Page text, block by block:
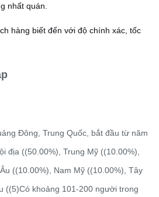
nhất quán.
hàng biết đến với độ chính xác, tốc
Đông, Trung Quốc, bắt đầu từ năm
địa ((50.00%), Trung Mỹ ((10.00%),
((10.00%), Nam Mỹ ((10.00%), Tây
((5)Có khoảng 101-200 người trong